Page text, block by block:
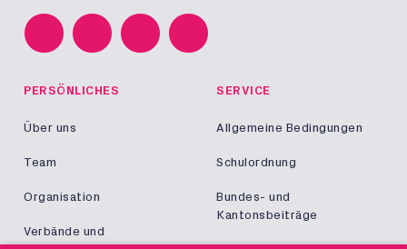
PERSÖNLICHES
Über uns
Team
Organisation
Verbände und
SERVICE
Allgemeine Bedingungen
Schulordnung
Bundes- und
Kantonsbeiträge